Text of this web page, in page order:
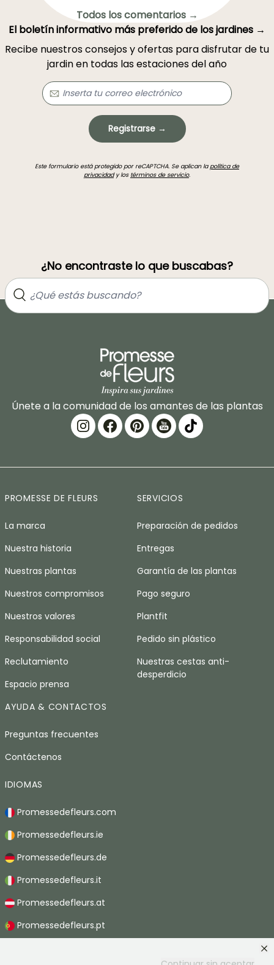
Todos los comentarios →
El boletín informativo más preferido de los jardines →
Recibe nuestros consejos y ofertas para disfrutar de tu
jardin en todas las estaciones del año
Registrarse →
Este formulario está protegido por reCAPTCHA. Se aplican lapolítica de
privacidady los términos de servicio.
¿No encontraste lo que buscabas?
Únete a la comunidad de los amantes de las plantas
PROMESSE DE FLEURS
La marca
Nuestra historia
Nuestras plantas
Nuestros compromisos
Nuestros valores
Responsabilidad social
Reclutamiento
Espacio prensa
SERVICIOS
Preparación de pedidos
Entregas
Garantía de las plantas
Pago seguro
Plantfit
Pedido sin plástico
Nuestras cestas anti-
desperdicio
AYUDA & CONTACTOS
Preguntas frecuentes
Contáctenos
IDIOMAS
Promessedefleurs.com
Promessedefleurs.ie
Promessedefleurs.de
Promessedefleurs.it
Promessedefleurs.at
Promessedefleurs.pt